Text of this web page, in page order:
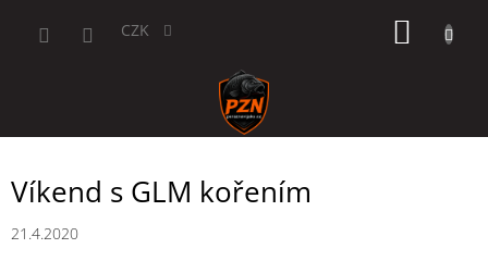
CZK
Víkend s GLM kořením
21.4.2020